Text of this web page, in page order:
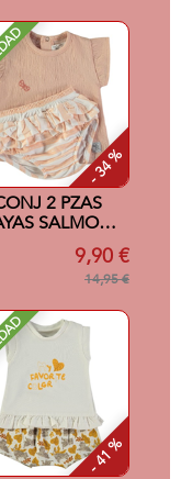
- 34 %
2 PZAS
SALMON
9,90 €
14,95 €
- 41 %